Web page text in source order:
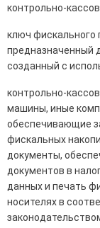
контрольно-
ключ фискального
предназначенный
созданный с
контрольно-
машины, иные
обеспечивающие
фискальных
документы,
документов в
данных и печать
носителях в